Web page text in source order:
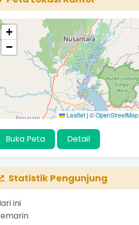
+
−
Leaflet | © OpenStreetMap
Buka Peta Detail
Statistik Pengunjung
ini